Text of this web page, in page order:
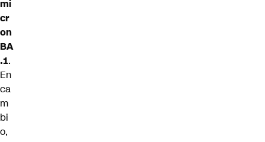
mi
cr
on
BA
.1.
En
ca
m
bi
o,